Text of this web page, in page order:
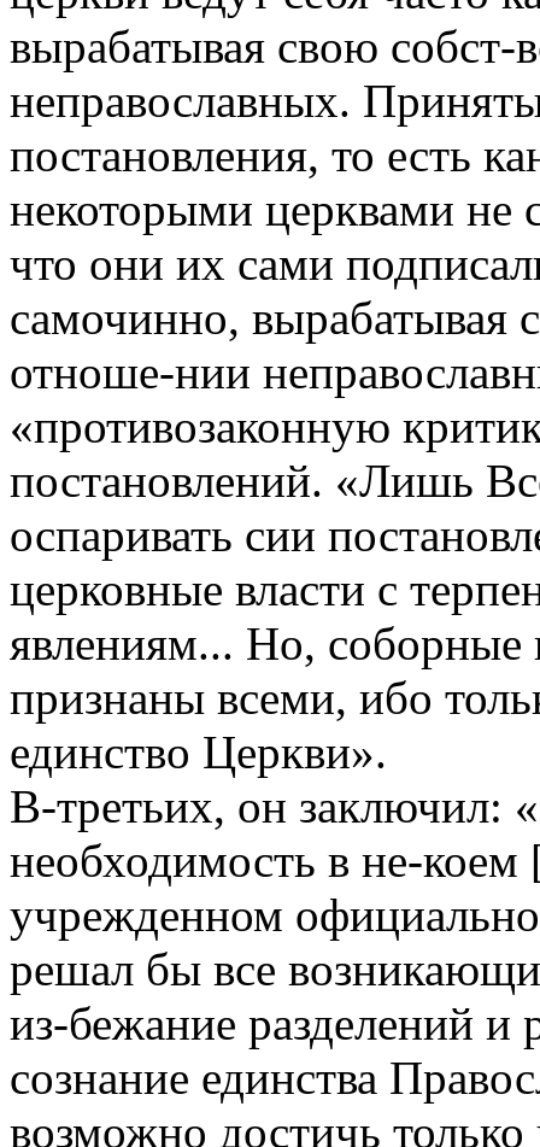
вырабатывая свою
неправославных.
постановления, то есть
некоторыми церквами не
что они их сами
самочинно, вырабатывая
отноше-нии
«противозаконную
постановлений. «Лишь
оспаривать сии
церковные власти с
явлениям... Но,
признаны всеми, ибо
единство Церкви».
В-третьих, он заключил:
необходимость в не-
учрежденном
решал бы все
из-бежание разделений
сознание единства
возможно достичь только